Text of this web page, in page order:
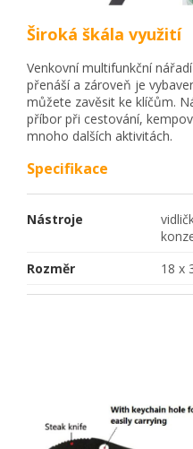
Široká škála využití
Venkovní multifunkční
přenáší a zároveň je
můžete zavěsit ke klíčům.
příbor při cestování,
mnoho dalších aktivitách.
Specifikace
Nástroje
Rozměr
18 x